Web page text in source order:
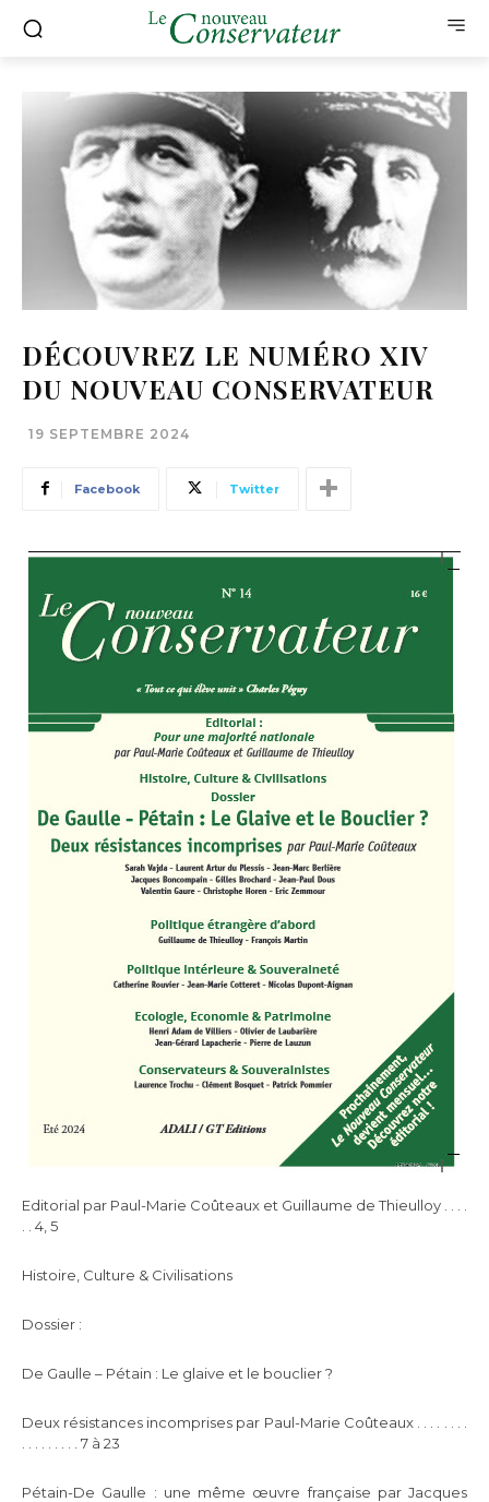
DÉCOUVREZ LE NUMÉRO XIV
DU NOUVEAU CONSERVATEUR
19 SEPTEMBRE 2024
Facebook Twitter
Editorial par Paul-Marie Coûteaux et Guillaume de Thieulloy . . . .
. . 4, 5
Histoire, Culture & Civilisations
Dossier :
De Gaulle – Pétain : Le glaive et le bouclier ?
Deux résistances incomprises par Paul-Marie Coûteaux . . . . . . . .
. . . . . . . . . 7 à 23
Pétain-De Gaulle : une même œuvre française par Jacques